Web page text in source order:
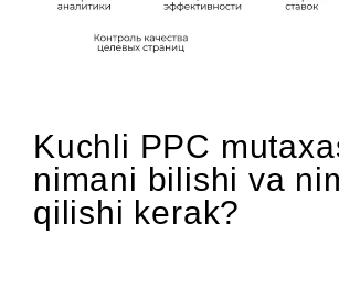
Kuchli PPC
nimani bilishi va
qilishi kerak?